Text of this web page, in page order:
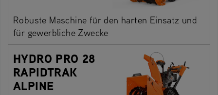
Robuste Maschine für den harten Einsatz und
für gewerbliche Zwecke
HYDRO PRO 28
RAPIDTRAK
ALPINE